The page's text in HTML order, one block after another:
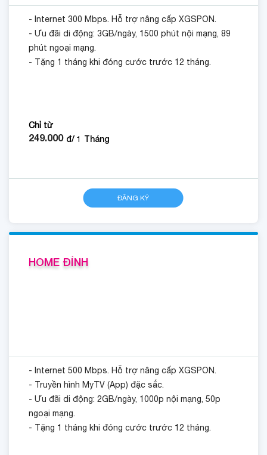
- Internet 300 Mbps. Hỗ trợ nâng cấp XGSPON.
- Ưu đãi di động: 3GB/ngày, 1500 phút nội mạng, 89
phút ngoại mạng.
- Tặng 1 tháng khi đóng cước trước 12 tháng.
Chỉ từ
249.000 đ/1 Tháng
ĐĂNG KÝ
HOME ĐỈNH
- Internet 500 Mbps. Hỗ trợ nâng cấp XGSPON.
- Truyền hình MyTV (App) đặc sắc.
- Ưu đãi di động: 2GB/ngày, 1000p nội mạng, 50p
ngoại mạng.
- Tặng 1 tháng khi đóng cước trước 12 tháng.